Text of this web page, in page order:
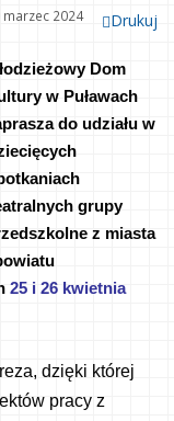
Drukuj
2024
Dom
do udziału w
grupy
z miasta
25 i 26 kwietnia
dzięki której
pracy z